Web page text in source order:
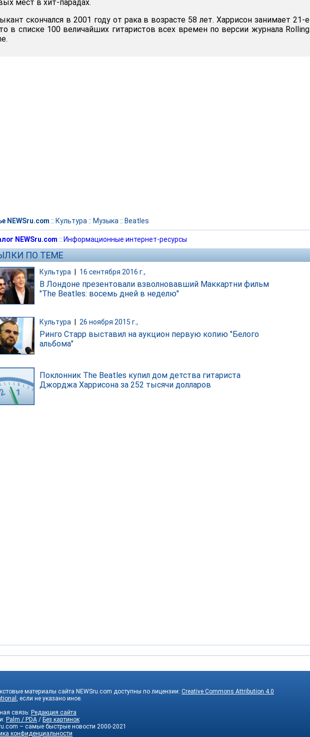
мест в хит-парадах.
скончался в 2001 году от рака в возрасте 58 лет. Харрисон занимает 21-е
в списке 100 величайших гитаристов всех времен по версии журнала Rolling
NEWSru.com :: Культура :: Музыка :: Beatles
NEWSru.com :: Информационные интернет-ресурсы
ПО ТЕМЕ
Культура 16 сентября 2016 г.,
В Лондоне презентовали взволновавший Маккартни фильм
"The Beatles: восемь дней в неделю"
Культура 26 ноября 2015 г.,
Ринго Старр выставил на аукцион первую копию "Белого
альбома"
Поклонник The Beatles купил дом детства гитариста
Джорджа Харрисона за 252 тысячи долларов
материалы сайта NEWSru.com доступны по лицензии: Creative Commons Attribution 4.0
, если не указано иное.
связь: Редакция сайта
Palm / PDA / Без картинок
– самые быстрые новости 2000-2021
конфиденциальности